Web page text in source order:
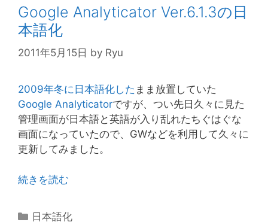
Google Analyticator Ver.6.1.3の日
本語化
2011年5月15日 by Ryu
2009年冬に日本語化した まま放置していた
Google Analyticatorですが、つい先日久々に見た
管理画面が日本語と英語が入り乱れたちぐはぐな
画面になっていたので、GWなどを利用して久々に
更新してみました。
続きを読む
カ
日本語化